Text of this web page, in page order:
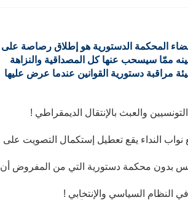
أعضاء المحكمة الدستورية هو إطلاق رصاصة على
ممّا سيسحب عنها كل المصداقية والنزاهة
مراقبة دستورية القوانين عندما عرض عليها
والعبث بالإنتقال الديمقراطي !
النداء يقع تعطيل إستكمال التصويت على
بعد إنتخابات 2014 وتبقى تونس بدون محكمة دستورية التي من المفروض أن
النظام السياسي والإنتخابي !